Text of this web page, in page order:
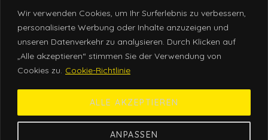
Wir verwenden Cookies, um Ihr Surferlebnis zu verbessern,
personalisierte Werbung oder Inhalte anzuzeigen und
unseren Datenverkehr zu analysieren. Durch Klicken auf
„Alle akzeptieren“ stimmen Sie der Verwendung von
Cookies zu. Cookie-Richtlinie
ANPASSEN
ALLE AKZEPTIEREN
COOKIES